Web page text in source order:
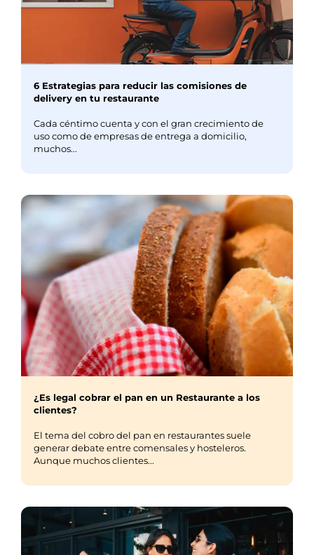
6 Estrategias para reducir las comisiones de
delivery en tu restaurante
Cada céntimo cuenta y con el gran crecimiento de
uso como de empresas de entrega a domicilio,
muchos...
¿Es legal cobrar el pan en un Restaurante a los
clientes?
El tema del cobro del pan en restaurantes suele
generar debate entre comensales y hosteleros.
Aunque muchos clientes...